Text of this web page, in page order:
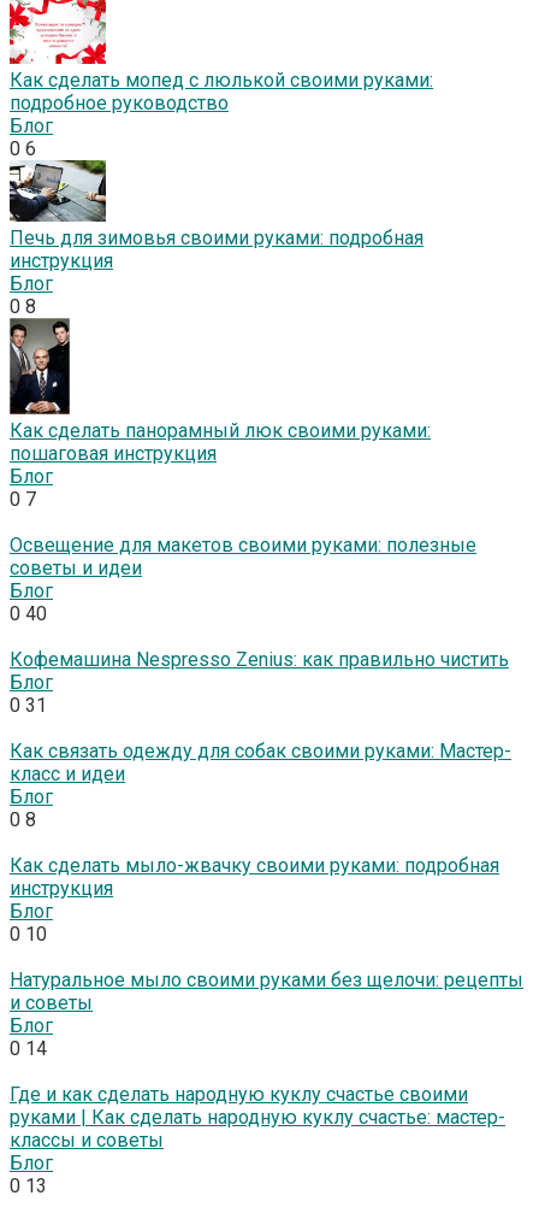
Как сделать мопед с люлькой своими руками:
подробное руководство
Блог
0 6
Печь для зимовья своими руками: подробная
инструкция
Блог
0 8
Как сделать панорамный люк своими руками:
пошаговая инструкция
Блог
0 7
Освещение для макетов своими руками: полезные
советы и идеи
Блог
0 40
Кофемашина Nespresso Zenius: как правильно чистить
Блог
0 31
Как связать одежду для собак своими руками: Мастер-
класс и идеи
Блог
0 8
Как сделать мыло-жвачку своими руками: подробная
инструкция
Блог
0 10
Натуральное мыло своими руками без щелочи: рецепты
и советы
Блог
0 14
Где и как сделать народную куклу счастье своими
руками | Как сделать народную куклу счастье: мастер-
классы и советы
Блог
0 13